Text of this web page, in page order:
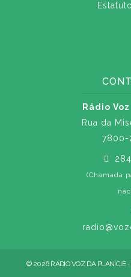
Rádio
Rua da
7800-
(Chamada
© 2026 RÁDIO VOZ DA PLANÍCIE -